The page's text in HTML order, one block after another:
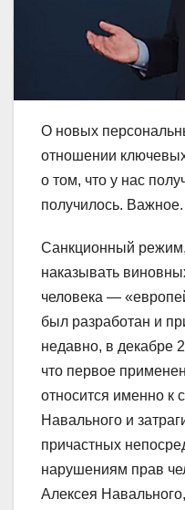
О новых
отношении
о том, что у нас
получилось. Важное.
Санкционный
наказывать
человека —
был разработан и
недавно, в декабре
что первое
относится именно к
Навального и
причастных
нарушениям прав
Алексея